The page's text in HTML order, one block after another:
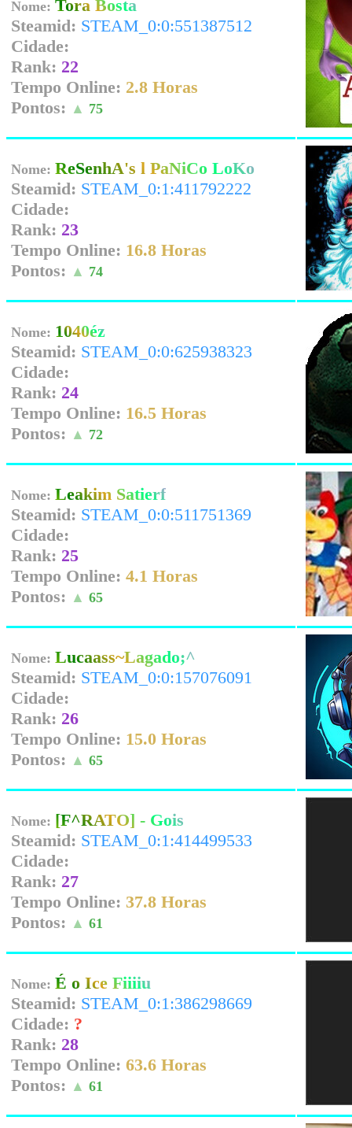
Nome: Tora Bosta
Steamid: STEAM_0:0:551387512
Cidade:
Rank: 22
Tempo Online: 2.8 Horas
Pontos: ▲ 75
Nome: ReSenhA's l PaNiCo LoKo
Steamid: STEAM_0:1:411792222
Cidade:
Rank: 23
Tempo Online: 16.8 Horas
Pontos: ▲ 74
Nome: 1040éz
Steamid: STEAM_0:0:625938323
Cidade:
Rank: 24
Tempo Online: 16.5 Horas
Pontos: ▲ 72
Nome: Leakim Satierf
Steamid: STEAM_0:0:511751369
Cidade:
Rank: 25
Tempo Online: 4.1 Horas
Pontos: ▲ 65
Nome: Lucaass~Lagado;^
Steamid: STEAM_0:0:157076091
Cidade:
Rank: 26
Tempo Online: 15.0 Horas
Pontos: ▲ 65
Nome: [F^RATO] - Gois
Steamid: STEAM_0:1:414499533
Cidade:
Rank: 27
Tempo Online: 37.8 Horas
Pontos: ▲ 61
Nome: É o Ice Fiiiiu
Steamid: STEAM_0:1:386298669
Cidade: ?
Rank: 28
Tempo Online: 63.6 Horas
Pontos: ▲ 61